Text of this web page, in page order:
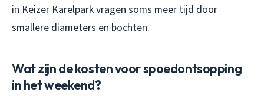
in Keizer Karelpark vragen soms meer tijd door
smallere diameters en bochten.
Wat zijn de kosten voor spoedontsopping
in het weekend?